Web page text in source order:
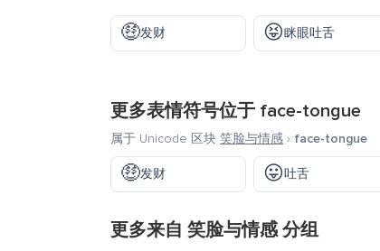
🤑发财 😝眯眼吐舌
更多表情符号位于 face-tongue
属于 Unicode 区块 笑脸与情感 › face-tongue
🤑发财 😛吐舌
更多来自 笑脸与情感分组